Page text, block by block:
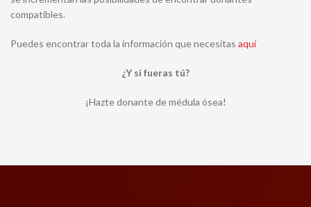
compatibles.
Puedes encontrar toda la información que necesitas aquí
¿Y si fueras tú?
¡Hazte donante de médula ósea!